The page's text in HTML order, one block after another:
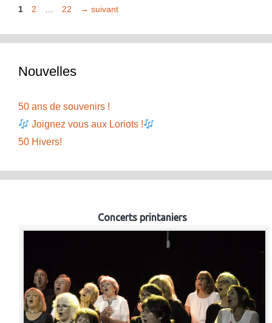
Page
1 Page
2 Page
22 → suivant
Nouvelles
50 ans de souvenirs !
Joignez vous aux Loriots !
50 Hivers!
Concerts printaniers